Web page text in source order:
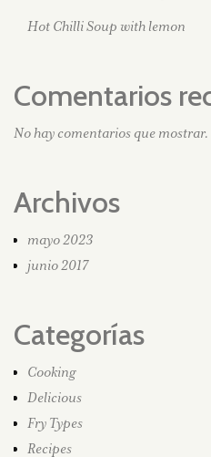
Hot Chilli Soup with lemon
Comentarios
No hay comentarios que mostrar.
Archivos
mayo 2023
junio 2017
Categorías
Cooking
Delicious
Fry Types
Recipes